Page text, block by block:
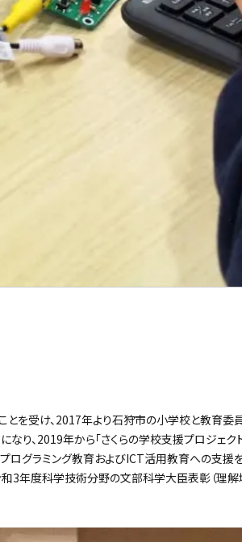
を受け、2017年より石狩市の小学校と教育
り、2019年から「さくらの学校支援プロジェ
グラミング教育およびICT活用教育への支援を
3年度科学技術分野の文部科学大臣表彰（理解